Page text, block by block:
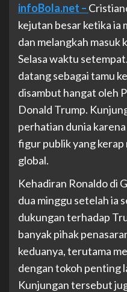
infoBola.net –
kejutan besar ketika ia
dan melangkah masuk
Selasa waktu
datang sebagai tamu
disambut hangat oleh
Donald Trump.
perhatian dunia
figur publik yang
global.
Kehadiran Ronaldo di
dua minggu setelah ia
dukungan terhadap
banyak pihak
keduanya, terutama
dengan tokoh penting
Kunjungan tersebut